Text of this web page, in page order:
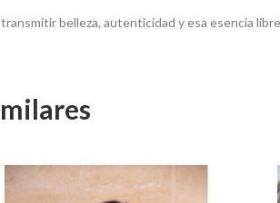
belleza, autenticidad y esa esencia